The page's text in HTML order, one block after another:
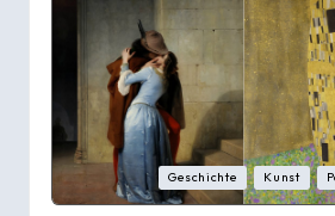
Posted
in
Geschichte Kunst